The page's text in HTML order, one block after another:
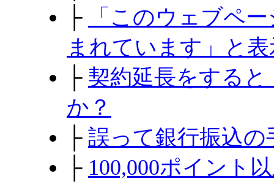
├
「このウェブペ
まれています」と
├ 契約延長をする
か？
├ 誤って銀行振込
├ 100,000ポイント